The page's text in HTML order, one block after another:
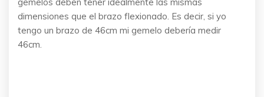
dimensiones que el brazo flexionado. Es decir, si yo
tengo un brazo de 46cm mi gemelo debería medir
46cm.